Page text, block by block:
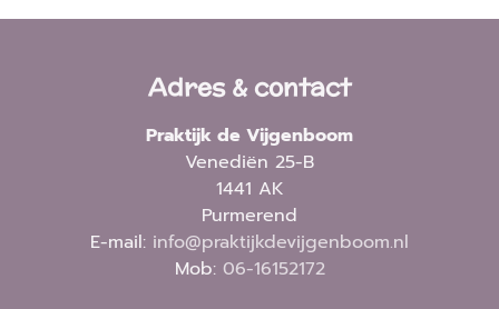
Adres & contact
Praktijk de Vijgenboom
Venediën 25-B
1441 AK
Purmerend
E-mail: info@praktijkdevijgenboom.nl
Mob: 06-16152172